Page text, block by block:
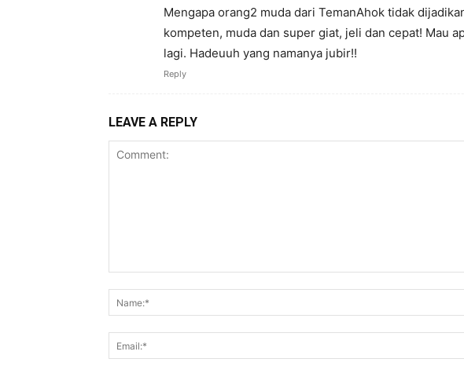
Mengapa orang2 muda dari TemanAhok tidak
kompeten, muda dan super giat, jeli dan cepat! Mau
lagi. Hadeuuh yang namanya jubir!!
Reply
LEAVE A REPLY